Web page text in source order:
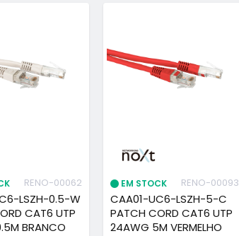
RENO-00062
LSZH-0.5-W
CAT6 UTP
BRANCO
EM STOCK RENO-00093
CAA01-UC6-LSZH-5-C
PATCH CORD CAT6 UTP
24AWG 5M VERMELHO